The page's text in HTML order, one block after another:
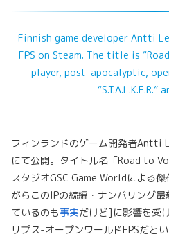
Finnish game developer Antti
FPS on Steam. The title is
player, post-apocalyptic,
“S.T.A.L.K.E.R.”
フィンランドのゲーム開発者Antti
にて公開。タイトル名「Road to
スタジオGSC Game Worldによる傑
がらこのIPの続編・ナンバリング
ているのも事実だけど]に影響を受
リプス-オープンワールドFPSだと